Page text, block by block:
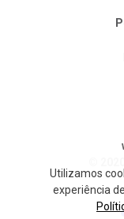
Utilizamos
experiência